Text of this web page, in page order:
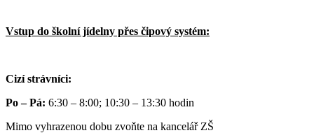
Vstup do školní jídelny přes čipový systém:
Cizí strávníci:
Po – Pá: 6:30 – 8:00; 10:30 – 13:30 hodin
Mimo vyhrazenou dobu zvoňte na kancelář ZŠ